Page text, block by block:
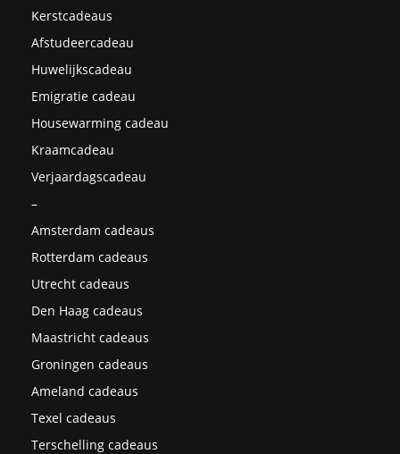
Kerstcadeaus
Afstudeercadeau
Huwelijkscadeau
Emigratie cadeau
Housewarming cadeau
Kraamcadeau
Verjaardagscadeau
–
Amsterdam cadeaus
Rotterdam cadeaus
Utrecht cadeaus
Den Haag cadeaus
Maastricht cadeaus
Groningen cadeaus
Ameland cadeaus
Texel cadeaus
Terschelling cadeaus